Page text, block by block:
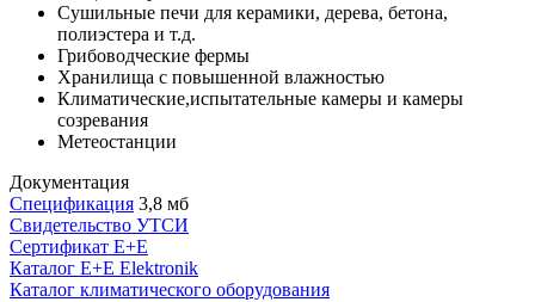
Сушильные печи для керамики, дерева, бетона,
полиэстера и т.д.
Грибоводческие фермы
Хранилища с повышенной влажностью
Климатические,испытательные камеры и камеры
созревания
Метеостанции
Документация
Спецификация 3,8 мб
Свидетельство УТСИ
Сертификат E+E
Каталог E+E Elektronik
Каталог климатического оборудования